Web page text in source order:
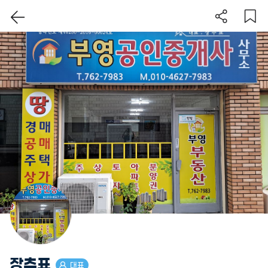
장추표 대표
이 지역 보기